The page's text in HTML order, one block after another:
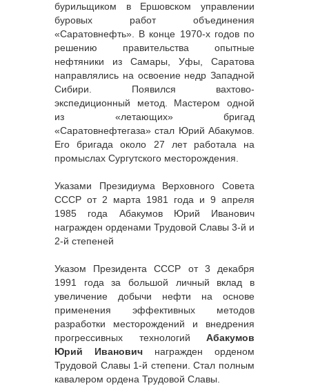
бурильщиком в Ершовском управлении
буровых работ объединения
«Саратовнефть». В конце 1970-х годов по
решению правительства опытные
нефтяники из Самары, Уфы, Саратова
направлялись на освоение недр Западной
Сибири. Появился вахтово-
экспедиционный метод. Мастером одной
из «летающих» бригад
«Саратовнефтегаза» стал Юрий Абакумов.
Его бригада около 27 лет работала на
промыслах Сургутского месторождения.
Указами Президиума Верховного Совета
СССР от 2 марта 1981 года и 9 апреля
1985 года Абакумов Юрий Иванович
награжден орденами Трудовой Славы 3-й и
2-й степеней
Указом Президента СССР от 3 декабря
1991 года за большой личный вклад в
увеличение добычи нефти на основе
применения эффективных методов
разработки месторождений и внедрения
прогрессивных технологий Абакумов
Юрий Иванович награжден орденом
Трудовой Славы 1-й степени. Стал полным
кавалером ордена Трудовой Славы.